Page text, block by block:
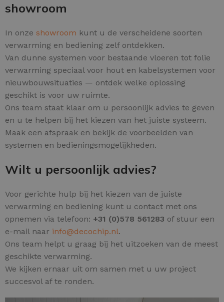
showroom
In onze showroom kunt u de verscheidene soorten
verwarming en bediening zelf ontdekken.
Van dunne systemen voor bestaande vloeren tot folie
verwarming speciaal voor hout en kabelsystemen voor
nieuwbouwsituaties — ontdek welke oplossing
geschikt is voor uw ruimte.
Ons team staat klaar om u persoonlijk advies te geven
en u te helpen bij het kiezen van het juiste systeem.
Maak een afspraak en bekijk de voorbeelden van
systemen en bedieningsmogelijkheden.
Wilt u persoonlijk advies?
Voor gerichte hulp bij het kiezen van de juiste
verwarming en bediening kunt u contact met ons
opnemen via telefoon: +31 (0)578 561283 of stuur een
e-mail naar info@decochip.nl.
Ons team helpt u graag bij het uitzoeken van de meest
geschikte verwarming.
We kijken ernaar uit om samen met u uw project
succesvol af te ronden.